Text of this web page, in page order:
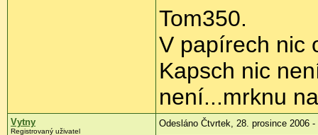
Tom350.
V papírech nic
Kapsch nic
není...mrknu
Vytny
Registrovaný uživatel
Odesláno Čtvrtek, 28. prosince 2006 -